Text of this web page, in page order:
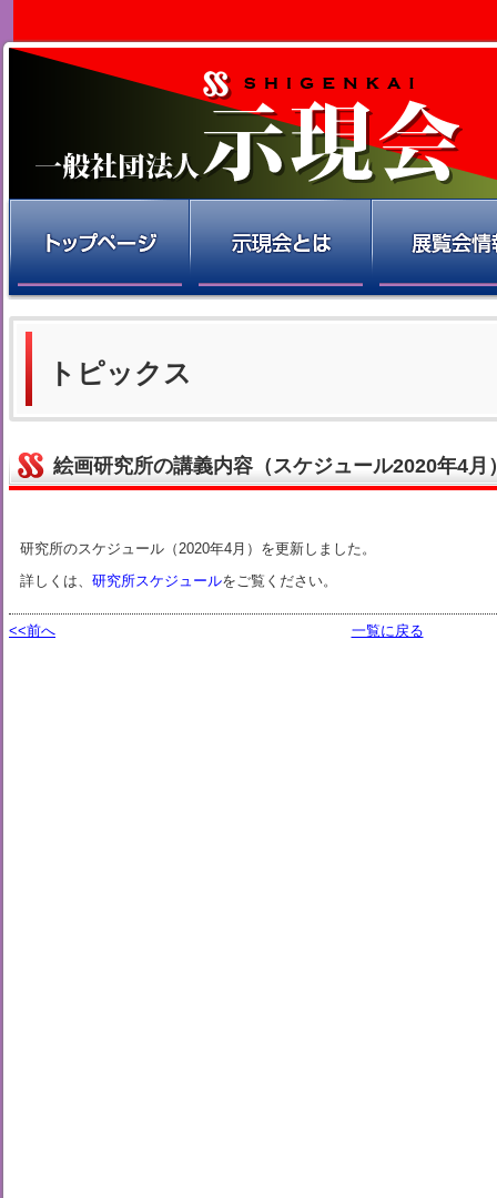
トピックス
絵画研究所の講義内容（スケジュール2020年4月
研究所のスケジュール（2020年4月）を更新しました。
詳しくは、 研究所スケジュールをご覧ください。
<<前へ 一覧に戻る